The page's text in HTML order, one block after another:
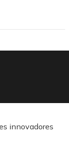
innovadores